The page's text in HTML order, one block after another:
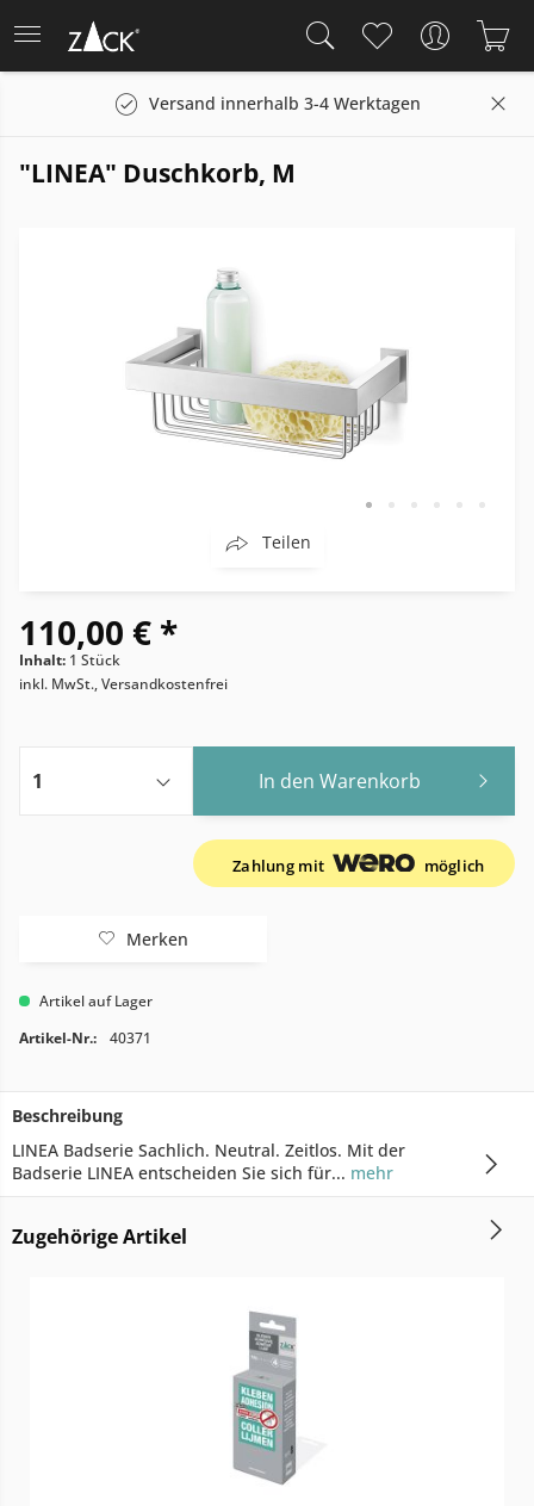
Versand innerhalb 3-4 Werktagen
"LINEA" Duschkorb, M
Teilen
110,00 € *
Inhalt: 1 Stück
inkl. MwSt., Versandkostenfrei
In den Warenkorb
Zahlung mit möglich
Merken
Artikel auf Lager
Artikel-Nr.:
40371
Beschreibung
LINEA Badserie Sachlich. Neutral. Zeitlos. Mit der
Badserie LINEA entscheiden Sie sich für... mehr
Zugehörige Artikel